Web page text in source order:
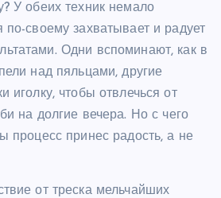
У обеих техник немало
по-своему захватывает и радует
Одни вспоминают, как в
над пяльцами, другие
иголку, чтобы отвлечься от
на долгие вечера. Но с чего
процесс принес радость, а не
от треска мельчайших